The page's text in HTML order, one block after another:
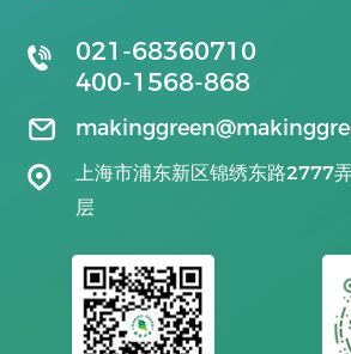
021-68360710
400-1568-868
上海市浦东新区锦绣东路2777
层